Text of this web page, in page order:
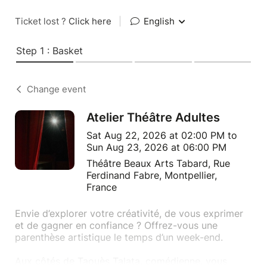
Ticket lost ? Click here English
Step 1 : Basket
Change event
Atelier Théâtre Adultes
Sat Aug 22, 2026 at 02:00 PM to
Sun Aug 23, 2026 at 06:00 PM
Théâtre Beaux Arts Tabard, Rue
Ferdinand Fabre, Montpellier,
France
Envie d’explorer votre créativité, de vous exprimer
et de gagner en confiance ? Offrez-vous une
parenthèse artistique le temps d’un week-end.